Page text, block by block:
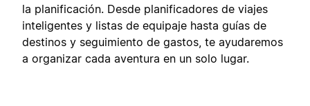
la planificación. Desde planificadores de viajes
inteligentes y listas de equipaje hasta guías de
destinos y seguimiento de gastos, te ayudaremos
a organizar cada aventura en un solo lugar.